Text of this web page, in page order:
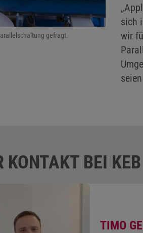
gefragt.
sich
wir
KONTAKT BEI
TIMO